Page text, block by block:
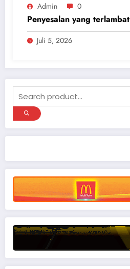
Admin 0
Penyesalan yang terlambat
Juli 5, 2026